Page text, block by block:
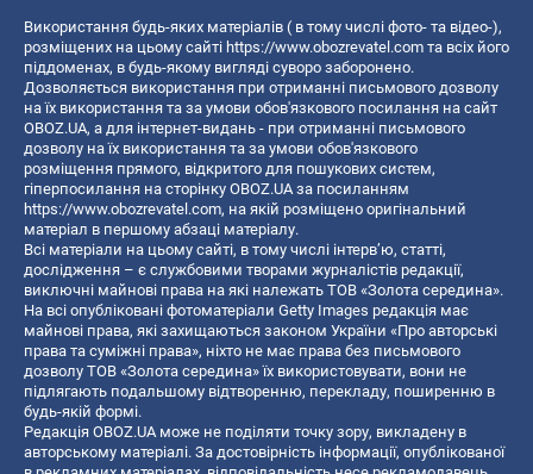
Використання будь-яких матеріалів ( в тому числі фото- та відео-),
розміщених на цьому сайті https://www.obozrevatel.com та всіх його
піддоменах, в будь-якому вигляді суворо заборонено.
Дозволяється використання при отриманні письмового дозволу
на їх використання та за умови обов'язкового посилання на сайт
OBOZ.UA, а для інтернет-видань - при отриманні письмового
дозволу на їх використання та за умови обов'язкового
розміщення прямого, відкритого для пошукових систем,
гіперпосилання на сторінку OBOZ.UA за посиланням
https://www.obozrevatel.com, на якій розміщено оригінальний
матеріал в першому абзаці матеріалу.
Всі матеріали на цьому сайті, в тому числі інтерв’ю, статті,
дослідження – є службовими творами журналістів редакції,
виключні майнові права на які належать ТОВ «Золота середина».
На всі опубліковані фотоматеріали Getty Images редакція має
майнові права, які захищаються законом України «Про авторські
права та суміжні права», ніхто не має права без письмового
дозволу ТОВ «Золота середина» їх використовувати, вони не
підлягають подальшому відтворенню, перекладу, поширенню в
будь-якій формі.
Редакція OBOZ.UA може не поділяти точку зору, викладену в
авторському матеріалі. За достовірність інформації, опублікованої